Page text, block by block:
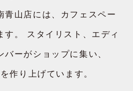
青山店には、カフェスペー
す。 スタイリスト、エディ
バーがショップに集い、
作り上げています。